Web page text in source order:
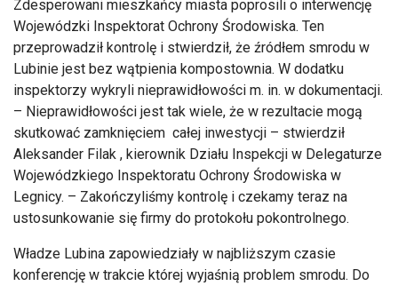
Zdesperowani mieszkańcy miasta poprosili o interwencję
Wojewódzki Inspektorat Ochrony Środowiska. Ten
przeprowadził kontrolę i stwierdził, że źródłem smrodu w
Lubinie jest bez wątpienia kompostownia. W dodatku
inspektorzy wykryli nieprawidłowości m. in. w dokumentacji.
– Nieprawidłowości jest tak wiele, że w rezultacie mogą
skutkować zamknięciem całej inwestycji – stwierdził
Aleksander Filak , kierownik Działu Inspekcji w Delegaturze
Wojewódzkiego Inspektoratu Ochrony Środowiska w
Legnicy. – Zakończyliśmy kontrolę i czekamy teraz na
ustosunkowanie się firmy do protokołu pokontrolnego.
Władze Lubina zapowiedziały w najbliższym czasie
konferencję w trakcie której wyjaśnią problem smrodu. Do